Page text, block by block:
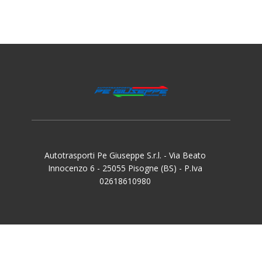
Autotrasporti Pe Giuseppe S.r.l. - Via Beato
Innocenzo 6 - 25055 Pisogne (BS) - P.Iva
02618610980